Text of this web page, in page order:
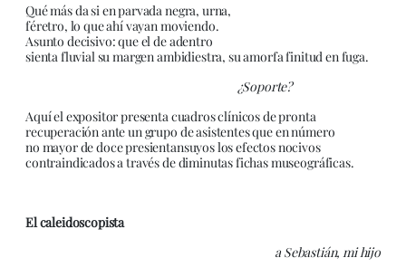
Qué más da si en parvada negra, urna,
féretro, lo que ahí vayan moviendo.
Asunto decisivo: que el de adentro
sienta fluvial su margen ambidiestra, su amorfa finitud en fuga.
¿Soporte?
Aquí el expositor presenta cuadros clínicos de pronta
recuperación ante un grupo de asistentes que en número
no mayor de doce presientansuyos los efectos nocivos
contraindicados a través de diminutas fichas museográficas.
El caleidoscopista
a Sebastián, mi hijo